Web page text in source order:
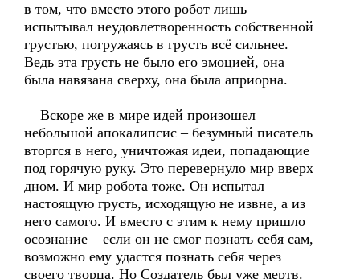
в том, что вместо этого робот лишь
испытывал неудовлетворенность собственной
грустью, погружаясь в грусть всё сильнее.
Ведь эта грусть не было его эмоцией, она
была навязана сверху, она была априорна.
Вскоре же в мире идей произошел
небольшой апокалипсис – безумный писатель
вторгся в него, уничтожая идеи, попадающие
под горячую руку. Это перевернуло мир вверх
дном. И мир робота тоже. Он испытал
настоящую грусть, исходящую не извне, а из
него самого. И вместо с этим к нему пришло
осознание – если он не смог познать себя сам,
возможно ему удастся познать себя через
своего творца. Но Создатель был уже мертв.